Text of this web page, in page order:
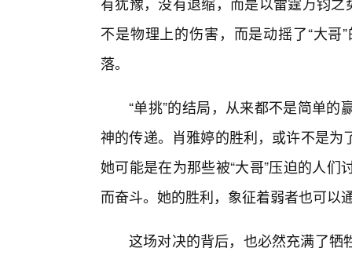
不是物理上的伤害，而是动摇了“大
落。
“单挑”的结局，从来都不是简单
神的传递。肖雅婷的胜利，或许不是
她可能是在为那些被“大哥”压迫的人
而奋斗。她的胜利，象征着弱者也可以
这场对决的背后，也必然充满了牺